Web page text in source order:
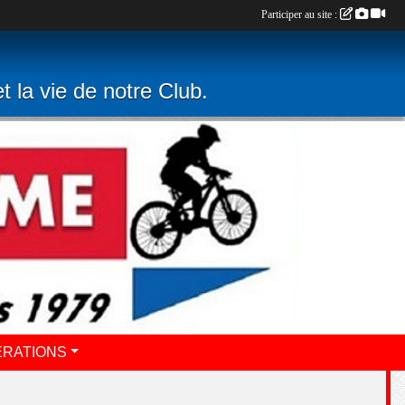
la vie de notre Club.
Participer au site :